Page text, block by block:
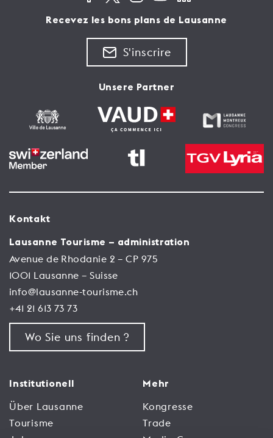
Recevez les bons plans de Lausanne
S'inscrire
Unsere Partner
Kontakt
Lausanne Tourisme – administration
Avenue de Rhodanie 2 – CP 975
1001 Lausanne – Suisse
info@lausanne-tourisme.ch
+41 21 613 73 73
Wo Sie uns finden ?
Institutionell
Über Lausanne
Tourisme
Mehr
Kongresse
Trade